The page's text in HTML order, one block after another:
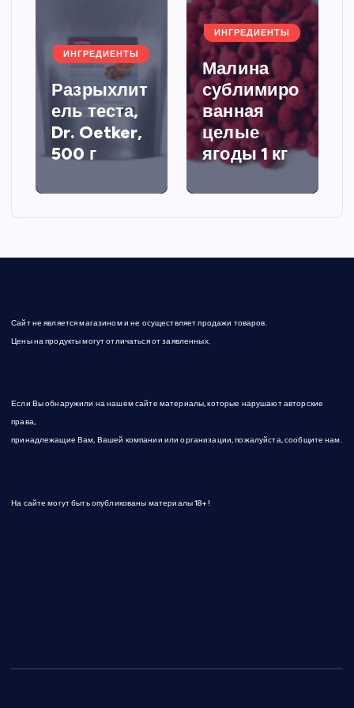
ИНГРЕДИЕНТЫ
Разрыхлит
ель теста,
Dr. Oetker,
500 г
ИНГРЕДИЕНТЫ
Малина
сублимиро
ванная
целые
ягоды 1 кг
Сайт не является магазином и не осуществляет продажи товаров.
Цены на продукты могут отличаться от заявленных.
Если Вы обнаружили на нашем сайте материалы, которые нарушают авторские
права,
принадлежащие Вам, Вашей компании или организации, пожалуйста, сообщите нам.
На сайте могут быть опубликованы материалы 18+!